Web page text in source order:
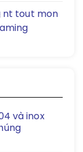
nt tout mon
và inox